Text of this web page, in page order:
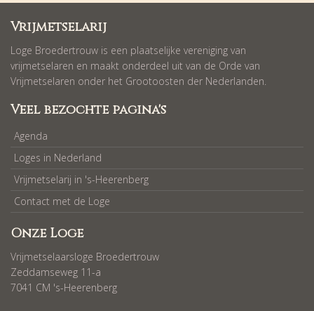
Vrijmetselarij
Loge Broedertrouw is een plaatselijke vereniging van
vrijmetselaren en maakt onderdeel uit van de Orde van
Vrijmetselaren onder het Grootoosten der Nederlanden.
Veel bezochte pagina's
Agenda
Loges in Nederland
Vrijmetselarij in 's-Heerenberg
Contact met de Loge
Onze Loge
Vrijmetselaarsloge Broedertrouw
Zeddamseweg 11-a
7041 CM 's-Heerenberg